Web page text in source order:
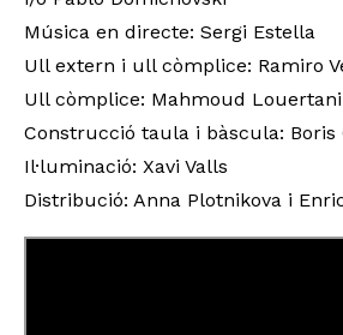
Música en directe: Sergi Estella
Ull extern i ull còmplice: Ramiro
Ull còmplice: Mahmoud Louertani
Construcció taula i bàscula: Boris
Il·luminació: Xavi Valls
Distribució: Anna Plotnikova i